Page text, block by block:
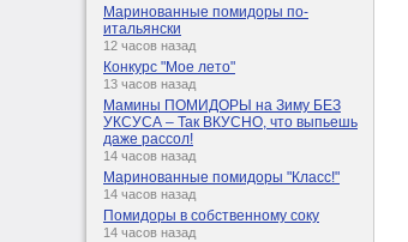
Маринованные помидоры по-
итальянски
12 часов назад
Конкурс "Мое лето"
13 часов назад
Мамины ПОМИДОРЫ на Зиму БЕЗ
УКСУСА – Так ВКУСНО, что выпьешь
даже рассол!
14 часов назад
Маринованные помидоры "Класс!"
14 часов назад
Помидоры в собственному соку
14 часов назад